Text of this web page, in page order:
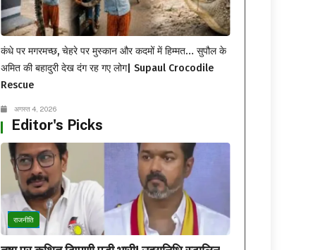
कंधे पर मगरमच्छ, चेहरे पर मुस्कान और कदमों में हिम्मत… सुपौल के
अमित की बहादुरी देख दंग रह गए लोग| Supaul Crocodile
Rescue
अगस्त 4, 2026
Editor's Picks
राजनीति